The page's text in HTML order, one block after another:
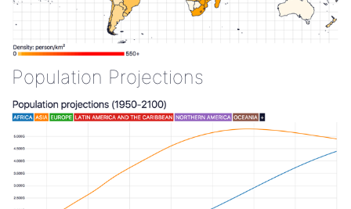
Population Projections